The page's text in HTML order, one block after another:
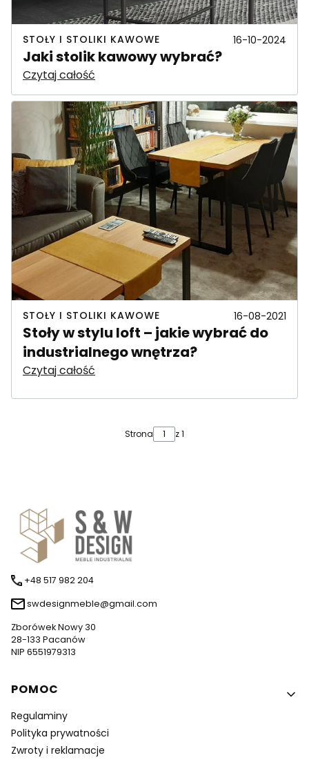
STOŁY I STOLIKI KAWOWE 16-10-2024
Jaki stolik kawowy wybrać?
Czytaj całość
STOŁY I STOLIKI KAWOWE 16-08-2021
Stoły w stylu loft – jakie wybrać do
industrialnego wnętrza?
Czytaj całość
Strona z 1
+48 517 982 204
swdesignmeble@gmail.com
Zborówek Nowy 30
28-133 Pacanów
NIP 6551979313
Linki w stopce
POMOC
Regulaminy
Polityka prywatności
Zwroty i reklamacje